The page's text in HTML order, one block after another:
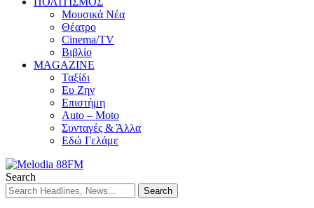
Μουσικά Νέα
Θέατρο
Cinema/TV
Βιβλίο
MAGAZINE
Ταξίδι
Ευ Ζην
Επιστήμη
Auto – Moto
Συνταγές & Άλλα
Εδώ Γελάμε
Search